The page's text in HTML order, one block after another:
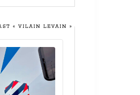
« VILAIN LEVAIN »